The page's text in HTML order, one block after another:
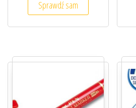
Sprawdź sam